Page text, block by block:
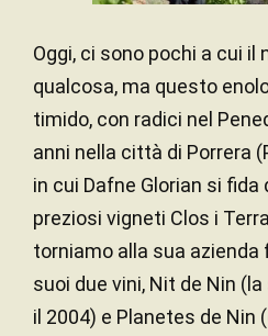
Oggi, ci sono pochi a cui il
qualcosa, ma questo
timido, con radici nel
anni nella città di Porrera
in cui Dafne Glorian si fida
preziosi vigneti Clos i
torniamo alla sua azienda
suoi due vini, Nit de Nin
il 2004) e Planetes de Nin